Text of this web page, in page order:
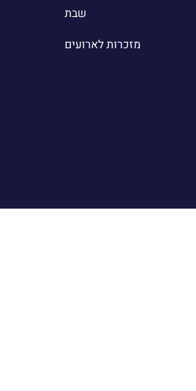
שבת
מזכרות לארועים